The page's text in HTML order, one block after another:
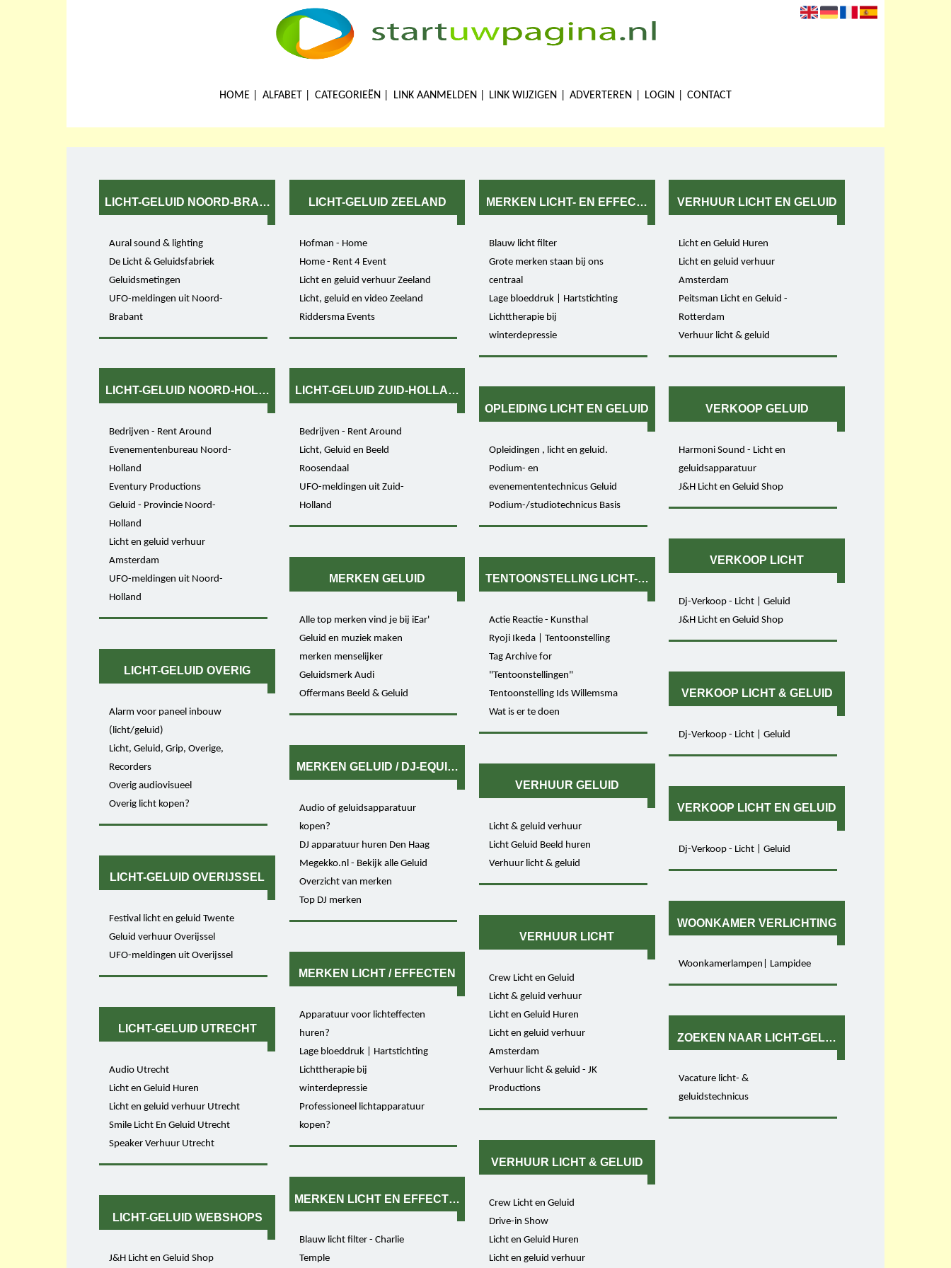
HOME ALFABET CATEGORIEËN LINK AANMELDEN LINK WIJZIGEN ADVERTEREN LOGIN CONTACT
LICHT-GELUID NOORD-BRABANT
Aural sound & lighting
De Licht & Geluidsfabriek
Geluidsmetingen
UFO-meldingen uit Noord-
Brabant
LICHT-GELUID NOORD-HOLLAND
Bedrijven - Rent Around
Evenementenbureau Noord-
Holland
Eventury Productions
Geluid - Provincie Noord-
Holland
Licht en geluid verhuur
Amsterdam
UFO-meldingen uit Noord-
Holland
LICHT-GELUID OVERIG
Alarm voor paneel inbouw
(licht/geluid)
Licht, Geluid, Grip, Overige,
Recorders
Overig audiovisueel
Overig licht kopen?
LICHT-GELUID OVERIJSSEL
Festival licht en geluid Twente
Geluid verhuur Overijssel
UFO-meldingen uit Overijssel
LICHT-GELUID UTRECHT
Audio Utrecht
Licht en Geluid Huren
Licht en geluid verhuur Utrecht
Smile Licht En Geluid Utrecht
Speaker Verhuur Utrecht
LICHT-GELUID WEBSHOPS
J&H Licht en Geluid Shop
LICHT-GELUID ZEELAND
Hofman - Home
Home - Rent 4 Event
Licht en geluid verhuur Zeeland
Licht, geluid en video Zeeland
Riddersma Events
LICHT-GELUID ZUID-HOLLAND
Bedrijven - Rent Around
Licht, Geluid en Beeld
Roosendaal
UFO-meldingen uit Zuid-
Holland
MERKEN GELUID
Alle top merken vind je bij iEar'
Geluid en muziek maken
merken menselijker
Geluidsmerk Audi
Offermans Beeld & Geluid
MERKEN GELUID / DJ-EQUIPMENT
Audio of geluidsapparatuur
kopen?
DJ apparatuur huren Den Haag
Megekko.nl - Bekijk alle Geluid
Overzicht van merken
Top DJ merken
MERKEN LICHT / EFFECTEN
Apparatuur voor lichteffecten
huren?
Lage bloeddruk | Hartstichting
Lichttherapie bij
winterdepressie
Professioneel lichtapparatuur
kopen?
MERKEN LICHT EN EFFECTEN
Blauw licht filter - Charlie
Temple
MERKEN LICHT- EN EFFECTEN
Blauw licht filter
Grote merken staan bij ons
centraal
Lage bloeddruk | Hartstichting
Lichttherapie bij
winterdepressie
OPLEIDING LICHT EN GELUID
Opleidingen , licht en geluid.
Podium- en
evenemententechnicus Geluid
Podium-/studiotechnicus Basis
TENTOONSTELLING LICHT-GELUID
Actie Reactie - Kunsthal
Ryoji Ikeda | Tentoonstelling
Tag Archive for
"Tentoonstellingen"
Tentoonstelling Ids Willemsma
Wat is er te doen
VERHUUR GELUID
Licht & geluid verhuur
Licht Geluid Beeld huren
Verhuur licht & geluid
VERHUUR LICHT
Crew Licht en Geluid
Licht & geluid verhuur
Licht en Geluid Huren
Licht en geluid verhuur
Amsterdam
Verhuur licht & geluid - JK
Productions
VERHUUR LICHT & GELUID
Crew Licht en Geluid
Drive-in Show
Licht en Geluid Huren
Licht en geluid verhuur
VERHUUR LICHT EN GELUID
Licht en Geluid Huren
Licht en geluid verhuur
Amsterdam
Peitsman Licht en Geluid -
Rotterdam
Verhuur licht & geluid
VERKOOP GELUID
Harmoni Sound - Licht en
geluidsapparatuur
J&H Licht en Geluid Shop
VERKOOP LICHT
Dj-Verkoop - Licht | Geluid
J&H Licht en Geluid Shop
VERKOOP LICHT & GELUID
Dj-Verkoop - Licht | Geluid
VERKOOP LICHT EN GELUID
Dj-Verkoop - Licht | Geluid
WOONKAMER VERLICHTING
Woonkamerlampen| Lampidee
ZOEKEN NAAR LICHT-GELUID
Vacature licht- &
geluidstechnicus